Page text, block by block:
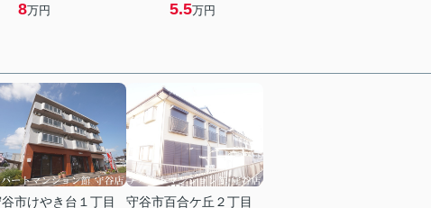
8万円 5.5万円
市けやき台１丁目
守谷市百合ケ丘２丁目